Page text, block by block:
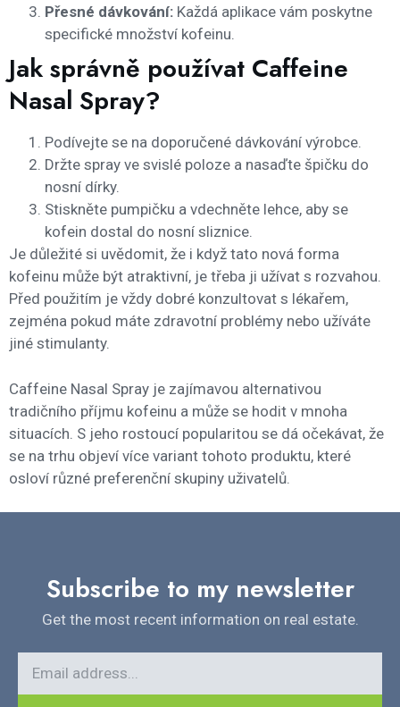
Přesné dávkování: Každá aplikace vám poskytne
specifické množství kofeinu.
Jak správně používat Caffeine
Nasal Spray?
Podívejte se na doporučené dávkování výrobce.
Držte spray ve svislé poloze a nasaďte špičku do
nosní dírky.
Stiskněte pumpičku a vdechněte lehce, aby se
kofein dostal do nosní sliznice.
Je důležité si uvědomit, že i když tato nová forma
kofeinu může být atraktivní, je třeba ji užívat s rozvahou.
Před použitím je vždy dobré konzultovat s lékařem,
zejména pokud máte zdravotní problémy nebo užíváte
jiné stimulanty.
Caffeine Nasal Spray je zajímavou alternativou
tradičního příjmu kofeinu a může se hodit v mnoha
situacích. S jeho rostoucí popularitou se dá očekávat, že
se na trhu objeví více variant tohoto produktu, které
osloví různé preferenční skupiny uživatelů.
Subscribe to my newsletter
Get the most recent information on real estate.